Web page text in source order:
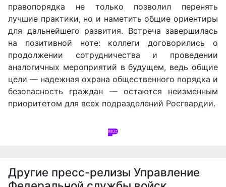
правопорядка не только позволил перенять
лучшие практики, но и наметить общие ориентиры
для дальнейшего развития. Встреча завершилась
на позитивной ноте: коллеги договорились о
продолжении сотрудничества и проведении
аналогичных мероприятий в будущем, ведь общие
цели — надежная охрана общественного порядка и
безопасность граждан — остаются неизменным
приоритетом для всех подразделений Росгвардии.
Другие пресс-релизы Управление